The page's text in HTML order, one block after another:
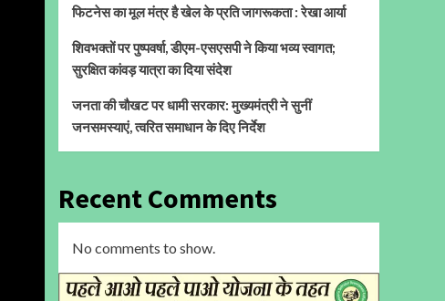
फिटनेस का मूल मंत्र है खेल के प्रति जागरूकता : रेखा आर्या
शिवभक्तों पर पुष्पवर्षा, डीएम-एसएसपी ने किया भव्य स्वागत;
सुरक्षित कांवड़ यात्रा का दिया संदेश
जनता की चौखट पर धामी सरकार: मुख्यमंत्री ने सुनीं
जनसमस्याएं, त्वरित समाधान के दिए निर्देश
Recent Comments
No comments to show.